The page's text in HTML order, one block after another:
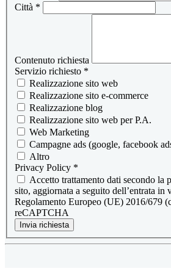
Città *
Contenuto richiesta
Servizio richiesto *
Realizzazione sito web
Realizzazione sito e-commerce
Realizzazione blog
Realizzazione sito web per P.A.
Web Marketing
Campagne ads (google, facebook
Altro
Privacy Policy *
Accetto trattamento dati secondo la
sito, aggiornata a seguito dell’entrata in
Regolamento Europeo (UE) 2016/679
reCAPTCHA
Invia richiesta